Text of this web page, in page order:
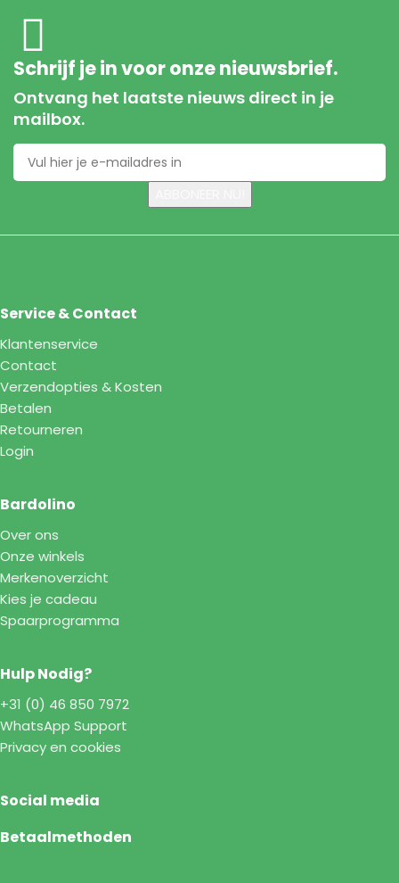
Schrijf je in voor onze nieuwsbrief.
Ontvang het laatste nieuws direct in je
mailbox.
Service & Contact
Klantenservice
Contact
Verzendopties & Kosten
Betalen
Retourneren
Login
Bardolino
Over ons
Onze winkels
Merkenoverzicht
Kies je cadeau
Spaarprogramma
Hulp Nodig?
+31 (0) 46 850 7972
WhatsApp Support
Privacy en cookies
Social media
Betaalmethoden